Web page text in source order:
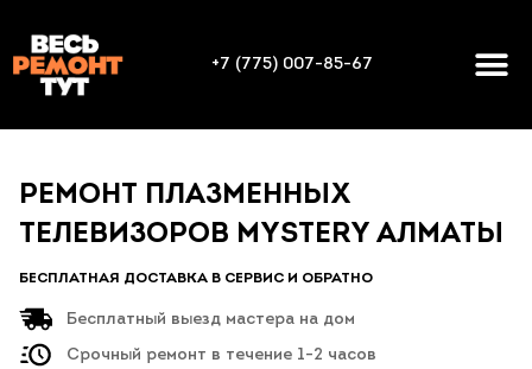
+7 (775) 007-85-67
РЕМОНТ ПЛАЗМЕННЫХ
ТЕЛЕВИЗОРОВ MYSTERY АЛМАТЫ
БЕСПЛАТНАЯ ДОСТАВКА В СЕРВИС И ОБРАТНО
Бесплатный выезд мастера на дом
Срочный ремонт в течение 1-2 часов